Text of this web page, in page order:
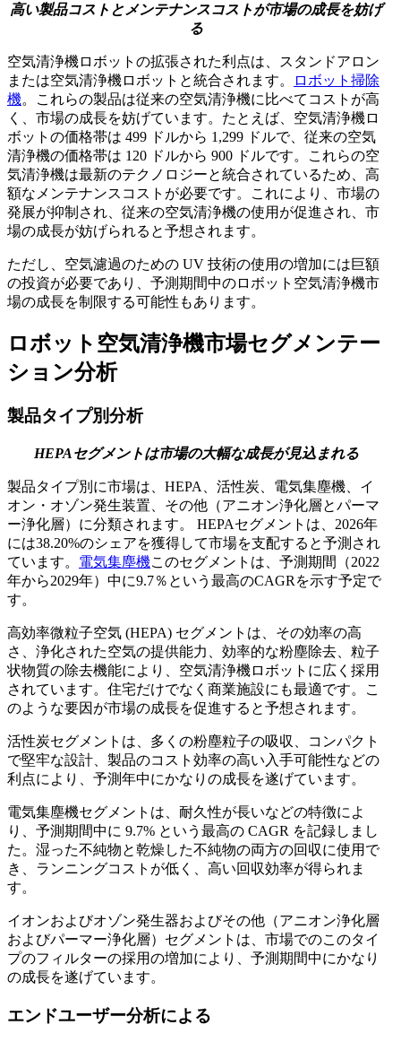
高い製品コストとメンテナンスコストが市場の成長を妨げ
る
空気清浄機ロボットの拡張された利点は、スタンドアロン
または空気清浄機ロボットと統合されます。
ロボット掃除
機。これらの製品は従来の空気清浄機に比べてコストが高
く、市場の成長を妨げています。たとえば、空気清浄機ロ
ボットの価格帯は 499 ドルから 1,299 ドルで、従来の空気
清浄機の価格帯は 120 ドルから 900 ドルです。これらの空
気清浄機は最新のテクノロジーと統合されているため、高
額なメンテナンスコストが必要です。これにより、市場の
発展が抑制され、従来の空気清浄機の使用が促進され、市
場の成長が妨げられると予想されます。
ただし、空気濾過のための UV 技術の使用の増加には巨額
の投資が必要であり、予測期間中のロボット空気清浄機市
場の成長を制限する可能性もあります。
ロボット空気清浄機市場セグメンテー
ション分析
製品タイプ別分析
HEPAセグメントは市場の大幅な成長が見込まれる
製品タイプ別に市場は、HEPA、活性炭、電気集塵機、イ
オン・オゾン発生装置、その他（アニオン浄化層とパーマ
ー浄化層）に分類されます。 HEPAセグメントは、2026年
には38.20%のシェアを獲得して市場を支配すると予測され
ています。 電気集塵機このセグメントは、予測期間（2022
年から2029年）中に9.7％という最高のCAGRを示す予定で
す。
高効率微粒子空気 (HEPA) セグメントは、その効率の高
さ、浄化された空気の提供能力、効率的な粉塵除去、粒子
状物質の除去機能により、空気清浄機ロボットに広く採用
されています。住宅だけでなく商業施設にも最適です。こ
のような要因が市場の成長を促進すると予想されます。
活性炭セグメントは、多くの粉塵粒子の吸収、コンパクト
で堅牢な設計、製品のコスト効率の高い入手可能性などの
利点により、予測年中にかなりの成長を遂げています。
電気集塵機セグメントは、耐久性が長いなどの特徴によ
り、予測期間中に 9.7% という最高の CAGR を記録しまし
た。湿った不純物と乾燥した不純物の両方の回収に使用で
き、ランニングコストが低く、高い回収効率が得られま
す。
イオンおよびオゾン発生器およびその他（アニオン浄化層
およびパーマー浄化層）セグメントは、市場でのこのタイ
プのフィルターの採用の増加により、予測期間中にかなり
の成長を遂げています。
エンドユーザー分析による